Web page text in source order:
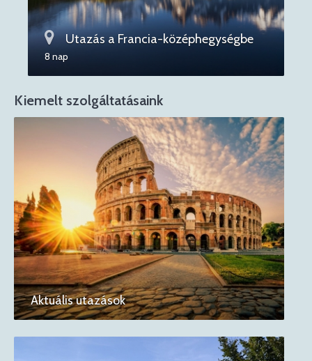
Utazás a Francia-középhegységbe
8 nap
Kiemelt szolgáltatásaink
Aktuális utazások